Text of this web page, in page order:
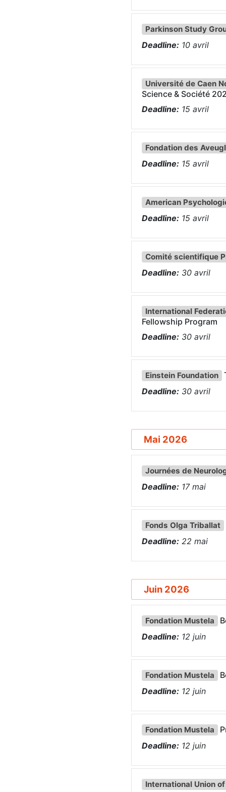
Parkinson Study
Deadline: 10 avril
Université de Caen
Science & Société
Deadline: 15 avril
Fondation des
Deadline: 15 avril
American
Deadline: 15 avril
Comité scientifique
Deadline: 30 avril
International
Fellowship Program
Deadline: 30 avril
Einstein Foundation
Deadline: 30 avril
Mai 2026
Journées de
Deadline: 17 mai
Fonds Olga Triballat
Deadline: 22 mai
Juin 2026
Fondation Mustela
Deadline: 12 juin
Fondation Mustela
Deadline: 12 juin
Fondation Mustela
Deadline: 12 juin
International Union